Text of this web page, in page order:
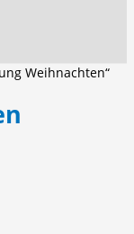
Weihnachten“